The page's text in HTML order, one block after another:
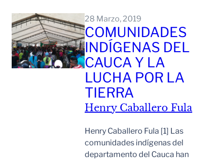
28 Marzo, 2019
COMUNIDADES
INDÍGENAS DEL
CAUCA Y LA
LUCHA POR LA
TIERRA
Henry Caballero Fula
Henry Caballero Fula [1] Las
comunidades indígenas del
departamento del Cauca han